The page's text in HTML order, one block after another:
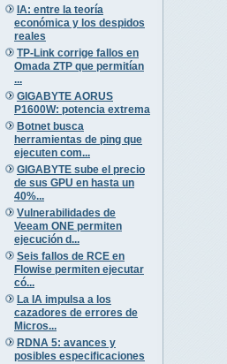
IA: entre la teoría
económica y los despidos
reales
TP-Link corrige fallos en
Omada ZTP que permitían
...
GIGABYTE AORUS
P1600W: potencia extrema
Botnet busca
herramientas de ping que
ejecuten com...
GIGABYTE sube el precio
de sus GPU en hasta un
40%...
Vulnerabilidades de
Veeam ONE permiten
ejecución d...
Seis fallos de RCE en
Flowise permiten ejecutar
có...
La IA impulsa a los
cazadores de errores de
Micros...
RDNA 5: avances y
posibles especificaciones